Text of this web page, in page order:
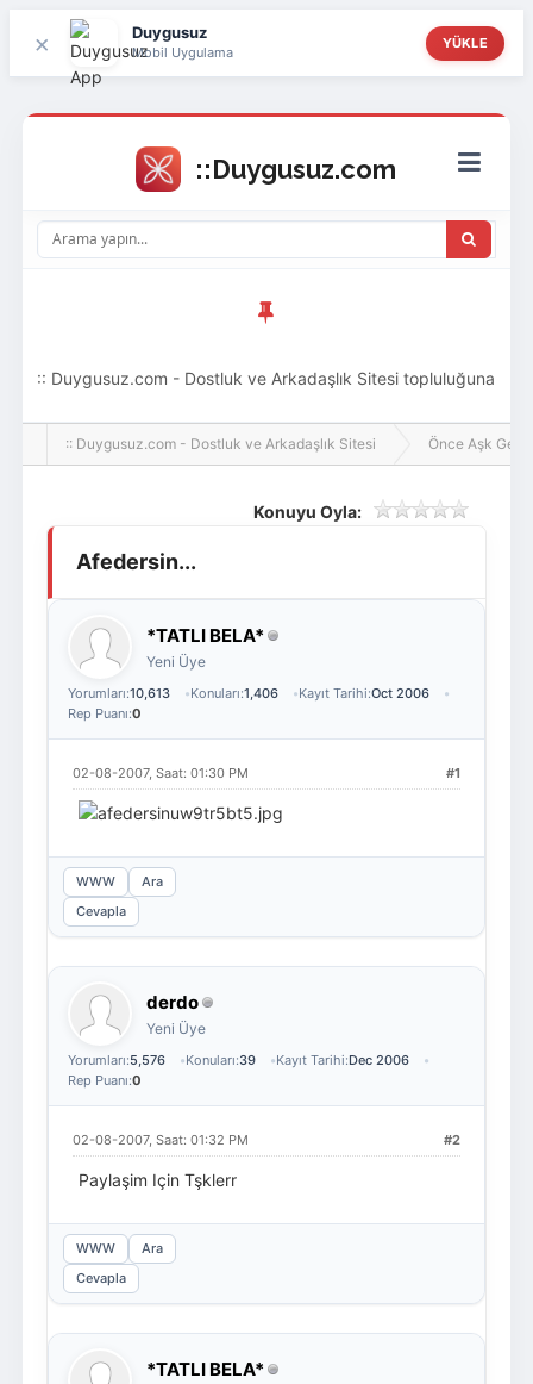
× Duygusuz
Mobil Uygulama
YÜKLE
Giriş Yap
:: Duygusuz.com - Dostluk ve Arkadaşlık Sitesi topluluğuna
hoş geldin ziyaretçi! Aramıza katılmak istersen kayıt
:: Duygusuz.com - Dostluk ve Arkadaşlık Sitesi Önce Aşk Gelir
Konuyu Oyla:
Afedersin...
*TATLI BELA*
Yeni Üye
Yorumları:10,613 Konuları:1,406 Kayıt Tarihi:Oct 2006
Rep Puanı:0
#1
02-08-2007, Saat: 01:30 PM
WWW
Ara
Cevapla
derdo
Yeni Üye
Yorumları:5,576 Konuları:39 Kayıt Tarihi:Dec 2006
Rep Puanı:0
#2
02-08-2007, Saat: 01:32 PM
Paylaşim Için Tşklerr
WWW
Ara
Cevapla
*TATLI BELA*